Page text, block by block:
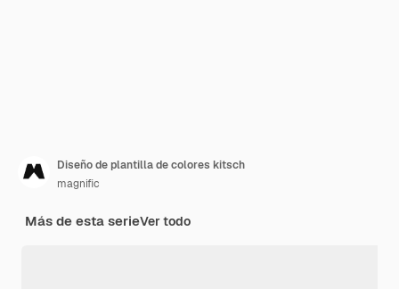
Diseño de plantilla de colores kitsch
magnific
Más de esta serieVer todo